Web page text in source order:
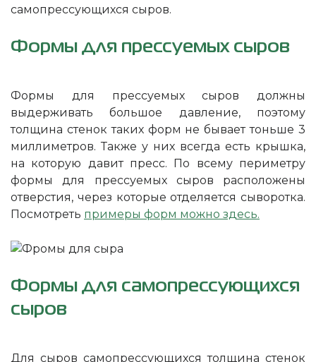
самопрессующихся сыров.
Формы для прессуемых сыров
Формы для прессуемых сыров должны
выдерживать большое давление, поэтому
толщина стенок таких форм не бывает тоньше 3
миллиметров. Также у них всегда есть крышка,
на которую давит пресс. По всему периметру
формы для прессуемых сыров расположены
отверстия, через которые отделяется сыворотка.
Посмотреть примеры форм можно здесь.
Формы для самопрессующихся
сыров
Для сыров самопрессующихся толщина стенок